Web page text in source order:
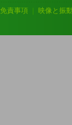
免責事項
映像と振